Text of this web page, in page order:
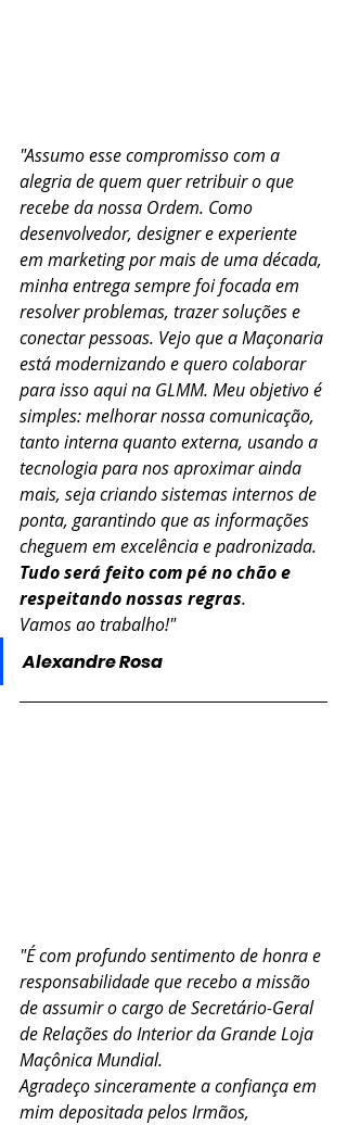
"Assumo esse compromisso com a
alegria de quem quer retribuir o que
recebe da nossa Ordem. Como
desenvolvedor, designer e experiente
em marketing por mais de uma década,
minha entrega sempre foi focada em
resolver problemas, trazer soluções e
conectar pessoas. Vejo que a Maçonaria
está modernizando e quero colaborar
para isso aqui na GLMM. Meu objetivo é
simples: melhorar nossa comunicação,
tanto interna quanto externa, usando a
tecnologia para nos aproximar ainda
mais, seja criando sistemas internos de
ponta, garantindo que as informações
cheguem em excelência e padronizada.
Tudo será feito com pé no chão e
respeitando nossas regras.
Vamos ao trabalho!"
Alexandre Rosa
"É com profundo sentimento de honra e
responsabilidade que recebo a missão
de assumir o cargo de Secretário-Geral
de Relações do Interior da Grande Loja
Maçônica Mundial.
Agradeço sinceramente a confiança em
mim depositada pelos Irmãos,